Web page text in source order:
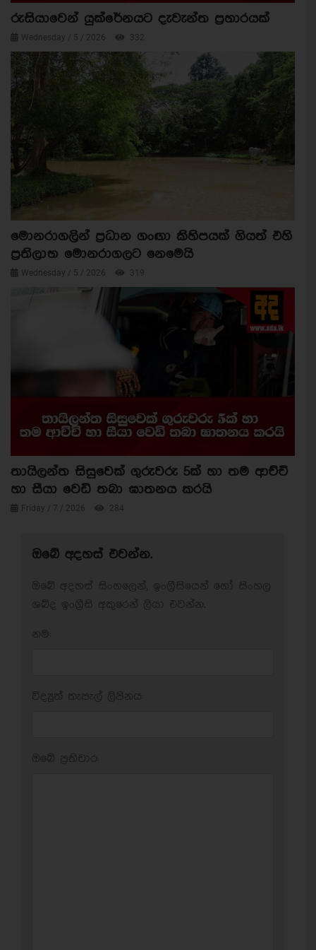
රුසියාවෙන් යුක්රේනයට දැවැන්ත ප්‍රහාරයක්
Wednesday / 5 / 2026 332
මොනරාගලින් ප්‍රධාන ගංඟා කිහිපයක් ගියත් එහි
ප්‍රතිලාභ මොනරාගලට නෙමෙයි
Wednesday / 5 / 2026 319
තායිලන්ත සිසුවෙක් ගුරුවරු 5ක් හා තම ආච්චි
හා සීයා වෙඩි තබා ඝාතනය කරයි
Friday / 7 / 2026 284
ඔබේ අදහස් එවන්න.